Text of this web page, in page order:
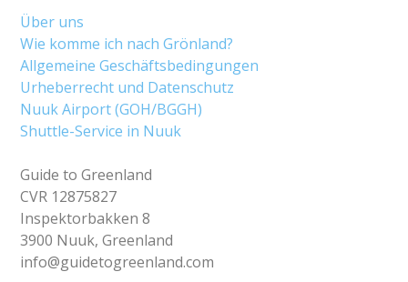
Über uns
Wie komme ich nach Grönland?
Allgemeine Geschäftsbedingungen
Urheberrecht und Datenschutz
Nuuk Airport (GOH/BGGH)
Shuttle-Service in Nuuk
Guide to Greenland
CVR 12875827
Inspektorbakken 8
3900 Nuuk, Greenland
info@guidetogreenland.com